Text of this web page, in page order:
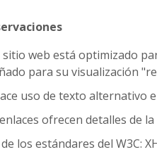
sitio web está optimizado
para su visualización
uso de texto alternativo
ofrecen detalles de
los estándares del W3C: